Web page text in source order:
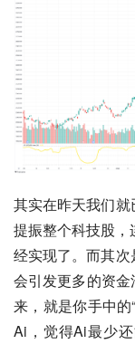
其实在昨天我们
提振整个科技股
经实现了。而其
会引发更多的资
来，就是你手中
Ai，觉得Ai最少